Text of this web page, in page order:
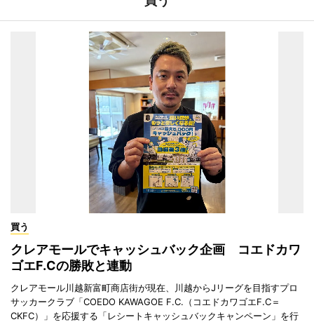
買う
クレアモールでキャッシュバック企画 コエドカワ
ゴエF.Cの勝敗と連動
クレアモール川越新富町商店街が現在、川越からJリーグを目指すプロ
サッカークラブ「COEDO KAWAGOE F.C.（コエドカワゴエF.C＝
CKFC）」を応援する「レシートキャッシュバックキャンペーン」を行